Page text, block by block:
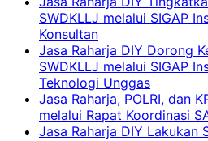
SWDKLLJ melalui SIGAP
Konsultan
Jasa Raharja DIY Dorong
SWDKLLJ melalui SIGAP
Teknologi Unggas
Jasa Raharja, POLRI, dan
melalui Rapat Koordinasi
Jasa Raharja DIY Lakukan